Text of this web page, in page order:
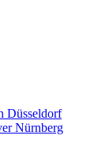
Düsseldorf
Nürnberg